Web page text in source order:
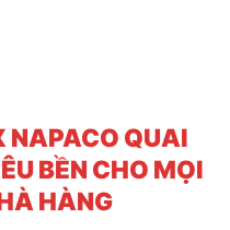
NAPACO QUAI
BỀN CHO MỌI
HÀNG